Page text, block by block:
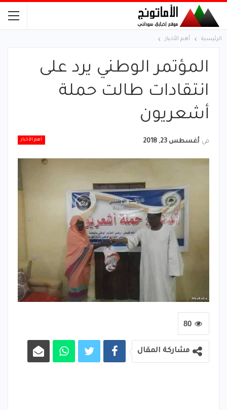
الرئيسية أهم الأخبار
المؤتمر الوطني يرد على
انتقادات طالت حملة
أشعريون
أهم الأخبار في أغسطس 23, 2018
80
مشاركة المقال